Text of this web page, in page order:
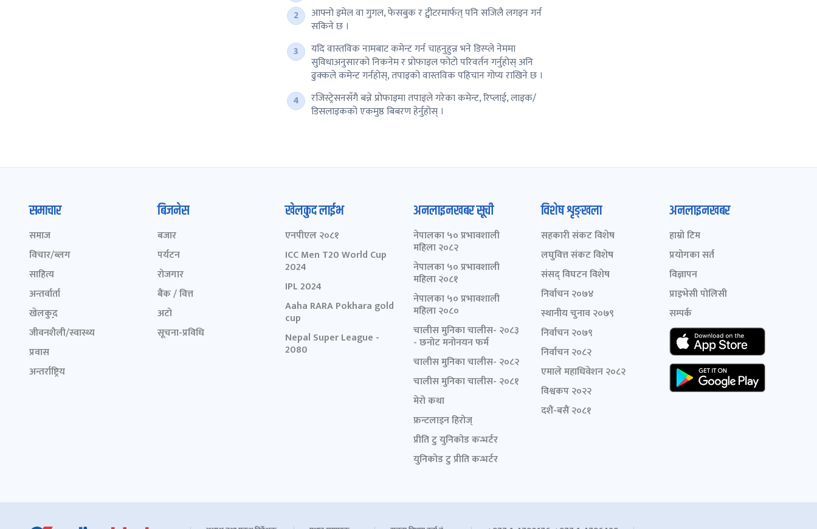
आफ्नो इमेल वा गुगल, फेसबुक र ट्वीटरमार्फत् पनि सजिलै लगइन गर्न
सकिने छ ।
यदि वास्तविक नामबाट कमेन्ट गर्न चाहनुहुन्न भने डिस्प्ले नेममा
सुविधाअनुसारको निकनेम र प्रोफाइल फोटो परिवर्तन गर्नुहोस् अनि
ढुक्कले कमेन्ट गर्नहोस्, तपाइको वास्तविक पहिचान गोप्य राखिने छ ।
रजिस्ट्रेसनसँगै बन्ने प्रोफाइमा तपाइले गरेका कमेन्ट, रिप्लाई, लाइक/
डिसलाइकको एकमुष्ठ बिबरण हेर्नुहोस् ।
समाचार
समाज
विचार/ब्लग
साहित्य
अन्तर्वार्ता
खेलकुद़़
जीवनशैली/स्वास्थ्य
प्रवास
अन्तर्राष्ट्रिय
बिजनेस
बजार
पर्यटन
रोजगार
बैंक / वित्त
अटो
सूचना-प्रविधि
खेलकुद लाईभ
एनपीएल २०८१
ICC Men T20 World Cup
2024
IPL 2024
Aaha RARA Pokhara gold
cup
Nepal Super League -
2080
अनलाइनखबर सूची
नेपालका ५० प्रभावशाली
महिला २०८२
नेपालका ५० प्रभावशाली
महिला २०८१
नेपालका ५० प्रभावशाली
महिला २०८०
चालीस मुनिका चालीस- २०८३
- छनोट मनोनयन फर्म
चालीस मुनिका चालीस- २०८२
चालीस मुनिका चालीस- २०८१
मेरो कथा
फ्रन्टलाइन हिरोज्
प्रीति टु युनिकोड कन्भर्टर
युनिकोड टु प्रीति कन्भर्टर
विशेष शृङ्खला
सहकारी संकट विशेष
लघुवित्त संकट विशेष
संसद् विघटन विशेष
निर्वाचन २०७४
स्थानीय चुनाव २०७९
निर्वाचन २०७९
निर्वाचन २०८२
एमाले महाधिवेशन २०८२
विश्वकप २०२२
दशैं-बसैं २०८१
अनलाइनखबर
हाम्रो टिम
प्रयोगका सर्त
विज्ञापन
प्राइभेसी पोलिसी
सम्पर्क